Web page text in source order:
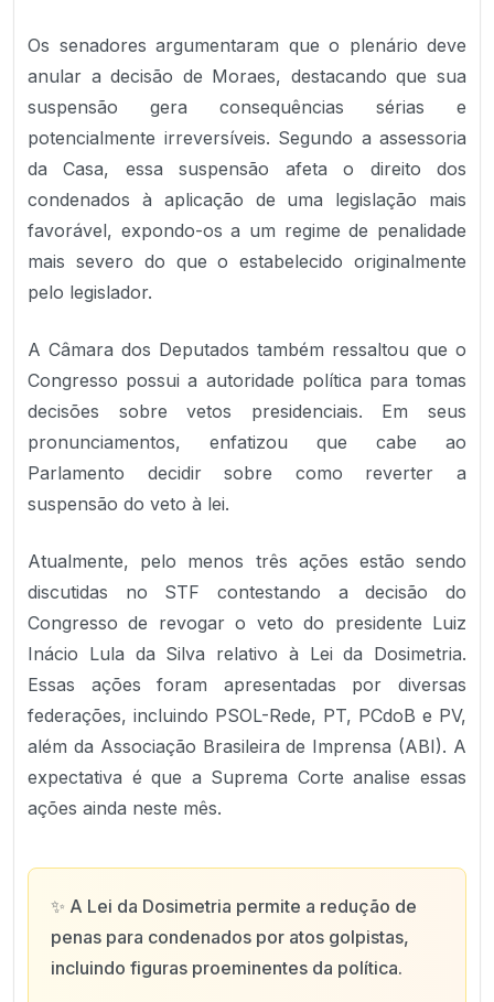
Os senadores argumentaram que o plenário deve
anular a decisão de Moraes, destacando que sua
suspensão gera consequências sérias e
potencialmente irreversíveis. Segundo a assessoria
da Casa, essa suspensão afeta o direito dos
condenados à aplicação de uma legislação mais
favorável, expondo-os a um regime de penalidade
mais severo do que o estabelecido originalmente
pelo legislador.
A Câmara dos Deputados também ressaltou que o
Congresso possui a autoridade política para tomas
decisões sobre vetos presidenciais. Em seus
pronunciamentos, enfatizou que cabe ao
Parlamento decidir sobre como reverter a
suspensão do veto à lei.
Atualmente, pelo menos três ações estão sendo
discutidas no STF contestando a decisão do
Congresso de revogar o veto do presidente Luiz
Inácio Lula da Silva relativo à Lei da Dosimetria.
Essas ações foram apresentadas por diversas
federações, incluindo PSOL-Rede, PT, PCdoB e PV,
além da Associação Brasileira de Imprensa (ABI). A
expectativa é que a Suprema Corte analise essas
ações ainda neste mês.
✨ A Lei da Dosimetria permite a redução de
penas para condenados por atos golpistas,
incluindo figuras proeminentes da política.